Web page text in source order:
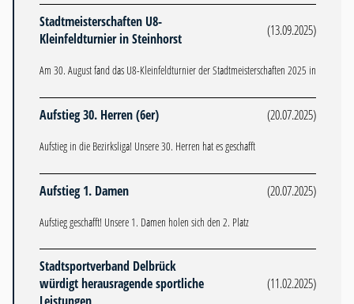
Stadtmeisterschaften U8-
Kleinfeldturnier in Steinhorst
(13.09.2025)
Am 30. August fand das U8-Kleinfeldturnier der Stadtmeisterschaften 2025 in
Aufstieg 30. Herren (6er) (20.07.2025)
Aufstieg in die Bezirksliga! Unsere 30. Herren hat es geschafft
Aufstieg 1. Damen (20.07.2025)
Aufstieg geschafft! Unsere 1. Damen holen sich den 2. Platz
Stadtsportverband Delbrück
würdigt herausragende sportliche
(11.02.2025)